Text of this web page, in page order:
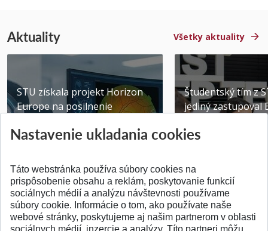
Aktuality Všetky aktuality
STU získala projekt Horizon
Europe na posilnenie
Publikované 31.07.2026
Študentský tím z
jediný zastupoval
Publikované
SPÄŤ NA VRCH
Nastavenie ukladania cookies
Táto webstránka používa súbory cookies na
prispôsobenie obsahu a reklám, poskytovanie funkcií
sociálnych médií a analýzu návštevnosti používame
súbory cookie. Informácie o tom, ako používate naše
webové stránky, poskytujeme aj našim partnerom v oblasti
sociálnych médií, inzercie a analýzy. Títo partneri môžu